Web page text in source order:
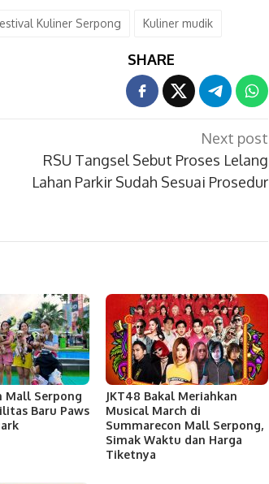
Kuliner Serpong Kuliner mudik
SHARE
Next post
RSU Tangsel Sebut Proses Lelang
Lahan Parkir Sudah Sesuai Prosedur
Mall Serpong
Baru Paws
JKT48 Bakal Meriahkan
Musical March di
Summarecon Mall Serpong,
Simak Waktu dan Harga
Tiketnya